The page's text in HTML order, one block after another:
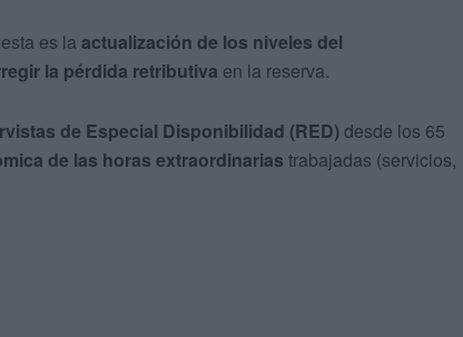
es la actualización de los niveles del
la pérdida retributiva en la reserva.
de Especial Disponibilidad (RED)desde los 65
de las horas extraordinarias trabajadas (servicios,